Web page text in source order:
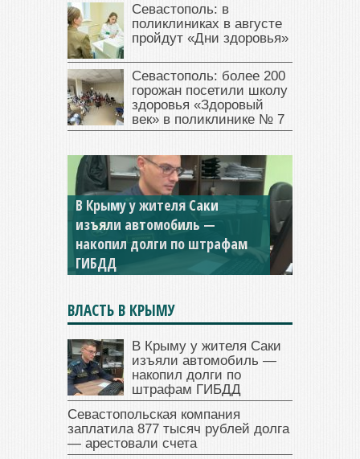
Севастополь: в
поликлиниках в августе
пройдут «Дни здоровья»
Севастополь: более 200
горожан посетили школу
здоровья «Здоровый
век» в поликлинике № 7
Севастопольская компания
заплатила 877 тысяч рублей
долга — арестовали счета
ВЛАСТЬ В КРЫМУ
В Крыму у жителя Саки
изъяли автомобиль —
накопил долги по
штрафам ГИБДД
Севастопольская компания
заплатила 877 тысяч рублей долга
— арестовали счета